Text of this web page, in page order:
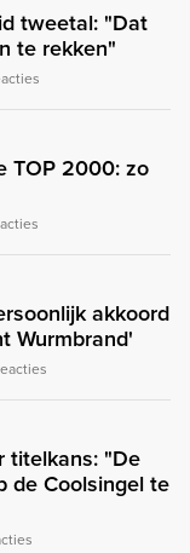
tweetal: "Dat
te rekken"
TOP 2000: zo
akkoord
Wurmbrand'
titelkans: "De
de Coolsingel te